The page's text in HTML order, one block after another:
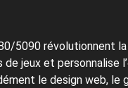
5090 révolutionnent la
jeux et personnalise
le design web, le